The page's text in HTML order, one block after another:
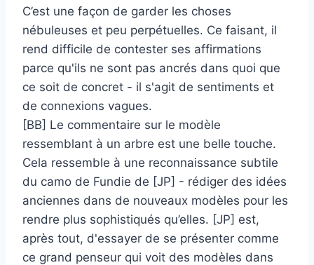
C’est une façon de garder les choses
nébuleuses et peu perpétuelles. Ce faisant, il
rend difficile de contester ses affirmations
parce qu'ils ne sont pas ancrés dans quoi que
ce soit de concret - il s'agit de sentiments et
de connexions vagues.
[BB] Le commentaire sur le modèle
ressemblant à un arbre est une belle touche.
Cela ressemble à une reconnaissance subtile
du camo de Fundie de [JP] - rédiger des idées
anciennes dans de nouveaux modèles pour les
rendre plus sophistiqués qu’elles. [JP] est,
après tout, d'essayer de se présenter comme
ce grand penseur qui voit des modèles dans